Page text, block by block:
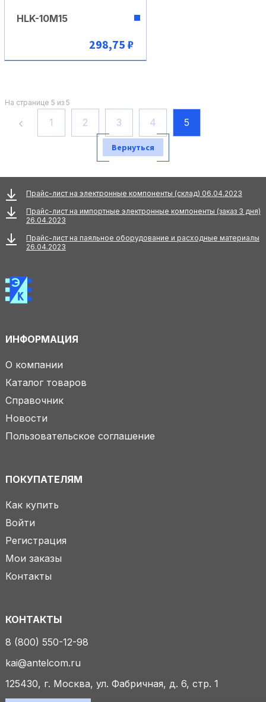
HLK-10M15
298,75 ₽
На странице 5 из 5
1 2 3 4 5
Вернуться
Прайс-лист на электронные компоненты (склад) 06.04.2023
Прайс-лист на импортные электронные компоненты (заказ 3 дня)
26.04.2023
Прайс-лист на паяльное оборудование и расходные материалы
26.04.2023
ИНФОРМАЦИЯ
О компании
Каталог товаров
Справочник
Новости
Пользовательское соглашение
ПОКУПАТЕЛЯМ
Как купить
Войти
Регистрация
Мои заказы
Контакты
КОНТАКТЫ
8 (800) 550-12-98
kai@antelcom.ru
125430, г. Москва, ул. Фабричная, д. 6, стр. 1